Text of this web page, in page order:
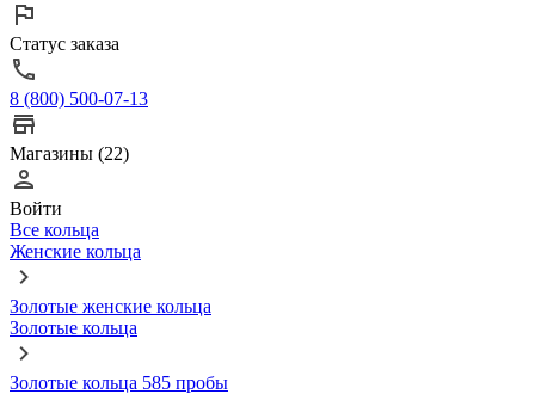
Статус заказа
8 (800) 500-07-13
Магазины (22)
Войти
Все кольца
Женские кольца
Золотые женские кольца
Золотые кольца
Золотые кольца 585 пробы